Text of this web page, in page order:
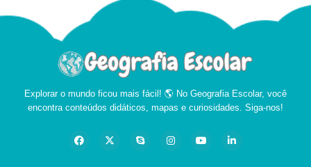
Explorar o mundo ficou mais fácil! 🌎 No Geografia Escolar, você
encontra conteúdos didáticos, mapas e curiosidades. Siga-nos!